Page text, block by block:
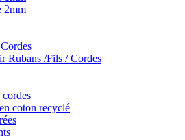
2mm
Rubans /Fils / Cordes
coton recyclé